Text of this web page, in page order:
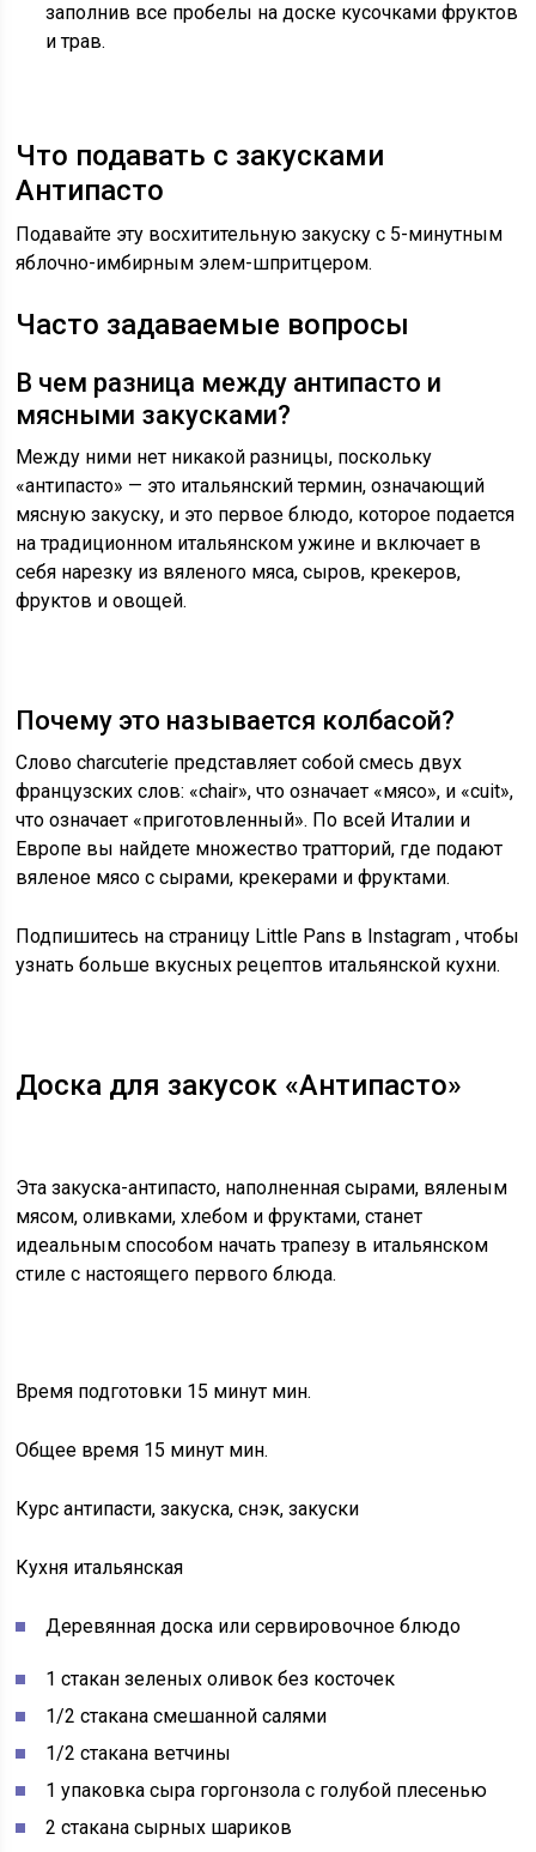
заполнив все пробелы на доске кусочками фруктов
и трав.
Что подавать с закусками
Антипасто
Подавайте эту восхитительную закуску с 5-минутным
яблочно-имбирным элем-шпритцером.
Часто задаваемые вопросы
В чем разница между антипасто и
мясными закусками?
Между ними нет никакой разницы, поскольку
«антипасто» — это итальянский термин, означающий
мясную закуску, и это первое блюдо, которое подается
на традиционном итальянском ужине и включает в
себя нарезку из вяленого мяса, сыров, крекеров,
фруктов и овощей.
Почему это называется колбасой?
Слово charcuterie представляет собой смесь двух
французских слов: «chair», что означает «мясо», и «cuit»,
что означает «приготовленный». По всей Италии и
Европе вы найдете множество тратторий, где подают
вяленое мясо с сырами, крекерами и фруктами.
Подпишитесь на страницу Little Pans в Instagram, чтобы
узнать больше вкусных рецептов итальянской кухни.
Доска для закусок «Антипасто»
Эта закуска-антипасто, наполненная сырами, вяленым
мясом, оливками, хлебом и фруктами, станет
идеальным способом начать трапезу в итальянском
стиле с настоящего первого блюда.
Время подготовки 15 минут мин.
Общее время 15 минут мин.
Курс антипасти, закуска, снэк, закуски
Кухня итальянская
Деревянная доска или сервировочное блюдо
1 стакан зеленых оливок без косточек
1/2 стакана смешанной салями
1/2 стакана ветчины
1 упаковка сыра горгонзола с голубой плесенью
2 стакана сырных шариков